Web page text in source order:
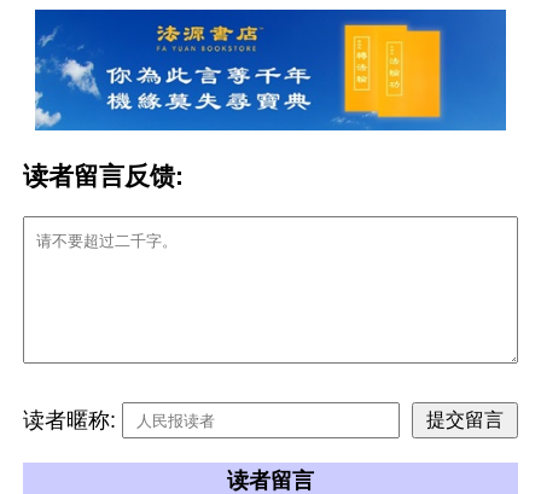
读者留言反馈:
读者暱称:
读者留言